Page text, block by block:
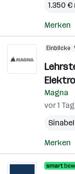
1.350
Merken
Einblicke
Magna
vor 1
Merken